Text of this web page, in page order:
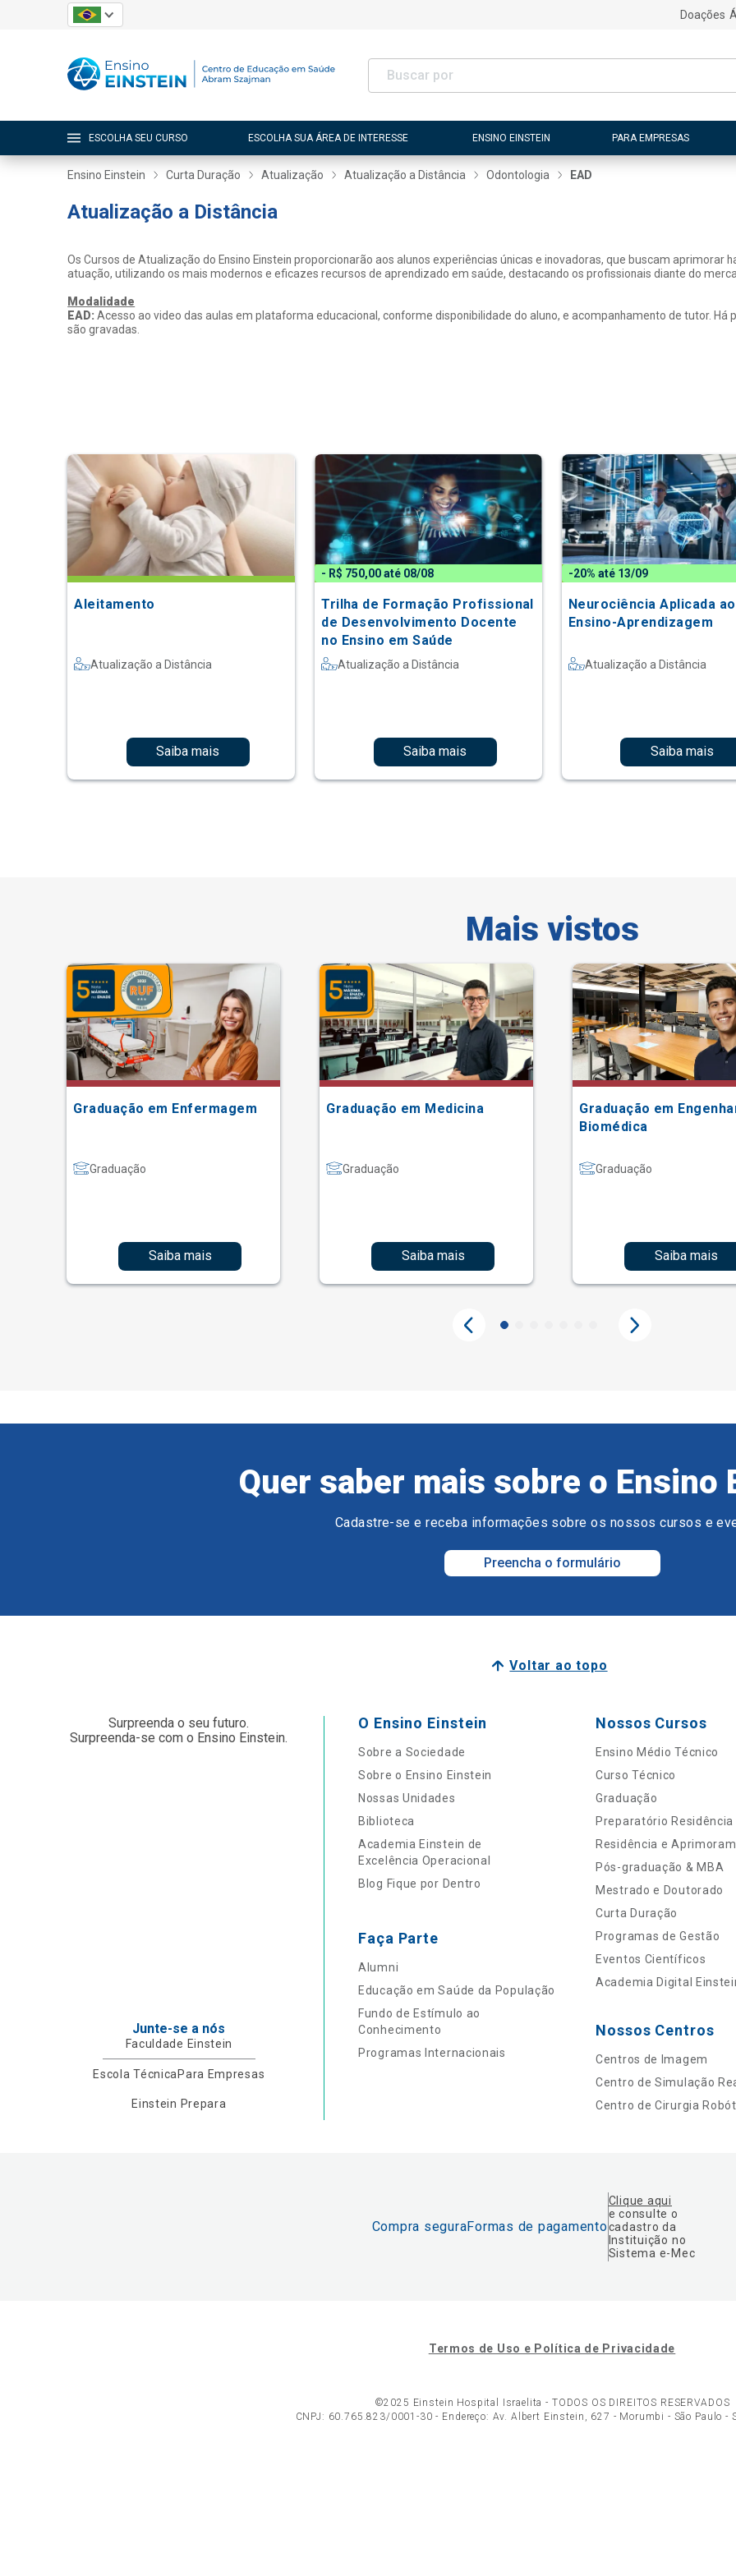
Doações
ESCOLHA SEU CURSO ESCOLHA SUA ÁREA DE INTERESSE ENSINO EINSTEIN PARA EMPRESAS
Ensino Einstein Curta Duração Atualização Atualização a Distância Odontologia EAD
Atualização a Distância
Os Cursos de Atualização do Ensino Einstein proporcionarão aos alunos experiências únicas e inovadoras, que buscam
atuação, utilizando os mais modernos e eficazes recursos de aprendizado em saúde, destacando os profissionais diante do
Modalidade
EAD:Acesso ao video das aulas em plataforma educacional, conforme disponibilidade do aluno, e acompanhamento de tutor. Há
são gravadas.
Aleitamento
Atualização a Distância
Saiba mais
- R$ 750,00 até 08/08
Trilha de Formação Profissional
de Desenvolvimento Docente
no Ensino em Saúde
Atualização a Distância
Saiba mais
-20% até 13/09
Neurociência Aplicada ao
Ensino-Aprendizagem
Atualização a Distância
Saiba mais
Mais vistos
Graduação em Enfermagem
Graduação
Saiba mais
Graduação em Medicina
Graduação
Saiba mais
Graduação em
Biomédica
Graduação
Saiba mais
Quer saber mais sobre o Ensino
Cadastre-se e receba informações sobre os nossos cursos e
Preencha o formulário
Voltar ao topo
Surpreenda o seu futuro.
Surpreenda-se com o Ensino Einstein.
Junte-se a nós
Faculdade Einstein
Escola Técnica Para Empresas
Einstein Prepara
O Ensino Einstein
Sobre a Sociedade
Sobre o Ensino Einstein
Nossas Unidades
Biblioteca
Academia Einstein de
Excelência Operacional
Blog Fique por Dentro
Faça Parte
Alumni
Educação em Saúde da População
Fundo de Estímulo ao
Conhecimento
Programas Internacionais
Nossos Cursos
Ensino Médio Técnico
Curso Técnico
Graduação
Preparatório Residência
Residência e
Pós-graduação & MBA
Mestrado e Doutorado
Curta Duração
Programas de Gestão
Eventos Científicos
Academia Digital
Nossos Centros
Centros de Imagem
Centro de Simulação
Centro de Cirurgia
Compra seguraFormas de pagamento
Clique aqui
e consulte o
cadastro da
Instituição no
Sistema e-Mec
Termos de Uso e Política de Privacidade
©2025 Einstein Hospital Israelita - TODOS OS DIREITOS RESERVADOS
CNPJ: 60.765.823/0001-30 - Endereço: Av. Albert Einstein, 627 - Morumbi - São Paulo -